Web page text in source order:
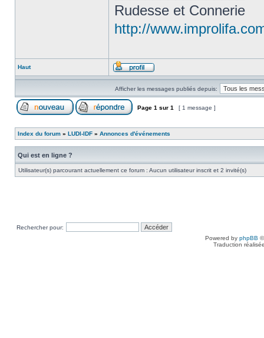
Rudesse et Connerie
http://
Haut
Afficher les messages publiés depuis:
Page 1 sur 1 [ 1 message ]
Index du forum » LUDI-IDF » Annonces d'événements
Qui est en ligne ?
Utilisateur(s) parcourant actuellement ce forum : Aucun utilisateur inscrit et 2 invité(s)
Rechercher pour:
Powered by phpBB
Traduction